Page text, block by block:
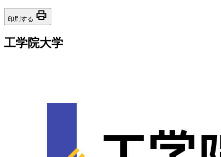
印刷する print
工学院大学